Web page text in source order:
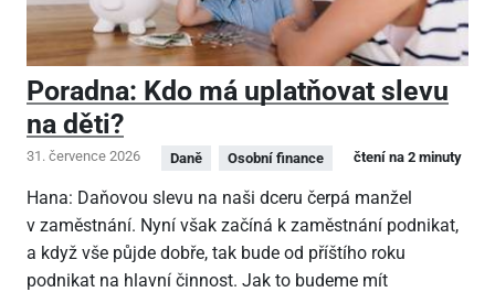
Poradna: Kdo má uplatňovat slevu
na děti?
31. července 2026 Daně Osobní finance čtení na 2 minuty
Hana: Daňovou slevu na naši dceru čerpá manžel
v zaměstnání. Nyní však začíná k zaměstnání podnikat,
a když vše půjde dobře, tak bude od příštího roku
podnikat na hlavní činnost. Jak to budeme mít